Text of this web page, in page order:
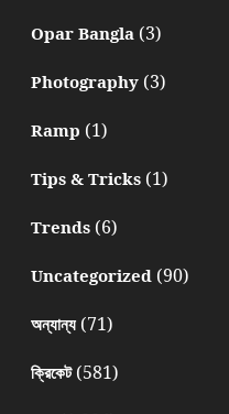
Opar Bangla(3)
Photography(3)
Ramp (1)
Tips & Tricks(1)
Trends(6)
Uncategorized(90)
অন্যান্য(71)
ক্রিকেট(581)